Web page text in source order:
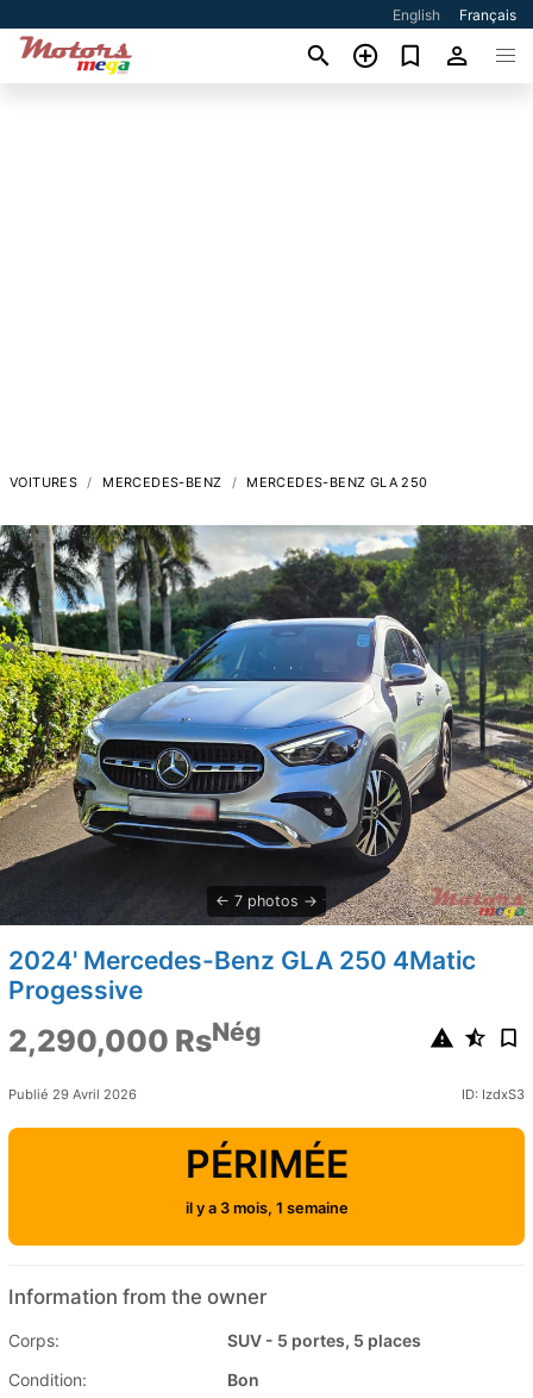
English Français
VOITURES MERCEDES-BENZ MERCEDES-BENZ GLA 250
7 photos
2024' Mercedes-Benz GLA 250 4Matic
Progessive
2,290,000 RsNég
Publié 29 Avril 2026 ID: IzdxS3
PÉRIMÉE
il y a 3 mois, 1 semaine
Information from the owner
Corps:
SUV - 5 portes, 5 places
Condition:
Bon